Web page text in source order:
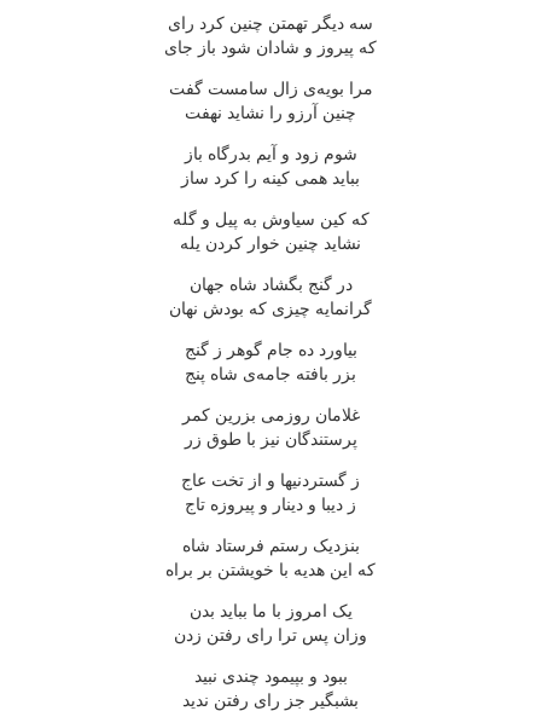
سه دیگر تهمتن چنین کرد رای
که پیروز و شادان شود باز جای
مرا بویه‌ی زال سامست گفت
چنین آرزو را نشاید نهفت
شوم زود و آیم بدرگاه باز
بباید همی کینه را کرد ساز
که کین سیاوش به پیل و گله
نشاید چنین خوار کردن یله
در گنج بگشاد شاه جهان
گرانمایه چیزی که بودش نهان
بیاورد ده جام گوهر ز گنج
بزر بافته جامه‌ی شاه پنج
غلامان روزمی بزرین کمر
پرستندگان نیز با طوق زر
ز گستردنیها و از تخت عاج
ز دیبا و دینار و پیروزه تاج
بنزدیک رستم فرستاد شاه
که این هدیه با خویشتن بر براه
یک امروز با ما بباید بدن
وزان پس ترا رای رفتن زدن
ببود و بپیمود چندی نبید
بشبگیر جز رای رفتن ندید